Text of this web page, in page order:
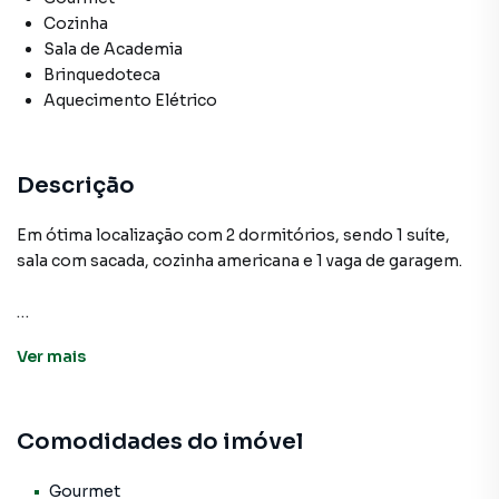
Cozinha
Sala de Academia
Brinquedoteca
Aquecimento Elétrico
Descrição
Em ótima localização com 2 dormitórios, sendo 1 suíte,
sala com sacada, cozinha americana e 1 vaga de garagem.
São Pedro, em Osasco. Não encontrou o que procurava ou
3681-9000.
A A Bela Vista Imóveis tem mais opções de apartamentos,
Ver mais
Comodidades do imóvel
Gourmet